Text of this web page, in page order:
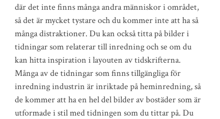
där det inte finns många andra människor i området,
så det är mycket tystare och du kommer inte att ha så
många distraktioner. Du kan också titta på bilder i
tidningar som relaterar till inredning och se om du
kan hitta inspiration i layouten av tidskrifterna.
Många av de tidningar som finns tillgängliga för
inredning industrin är inriktade på heminredning, så
de kommer att ha en hel del bilder av bostäder som är
utformade i stil med tidningen som du tittar på. Du